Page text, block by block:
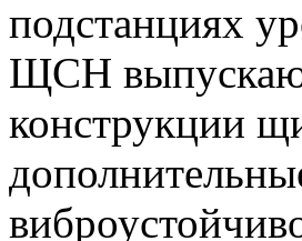
подстанциях
ЩСН
конструкции